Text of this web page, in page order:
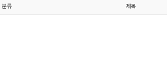
분류 제목